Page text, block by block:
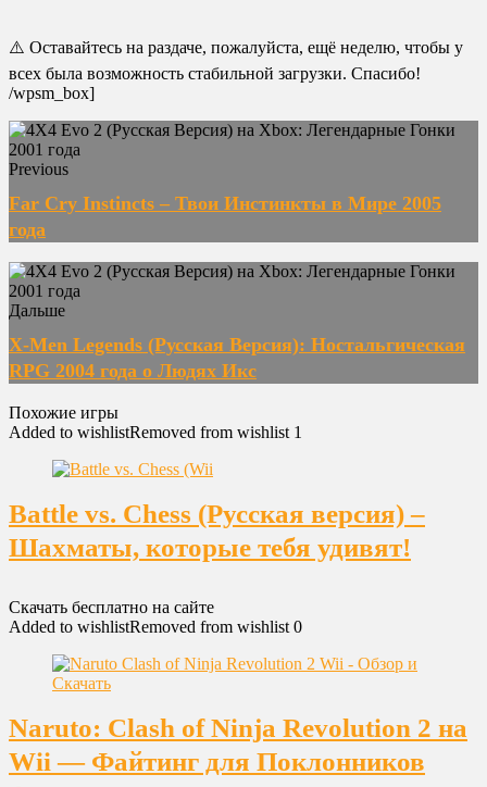
⚠️ Оставайтесь на раздаче, пожалуйста, ещё неделю, чтобы у
всех была возможность стабильной загрузки. Спасибо!
/wpsm_box]
Previous
Far Cry Instincts – Твои Инстинкты в Мире 2005
года
Дальше
X-Men Legends (Русская Версия): Ностальгическая
RPG 2004 года о Людях Икс
Похожие игры
Added to wishlistRemoved from wishlist 1
Battle vs. Chess (Русская версия) –
Шахматы, которые тебя удивят!
Скачать бесплатно на сайте
Added to wishlistRemoved from wishlist 0
Naruto: Clash of Ninja Revolution 2 на
Wii — Файтинг для Поклонников